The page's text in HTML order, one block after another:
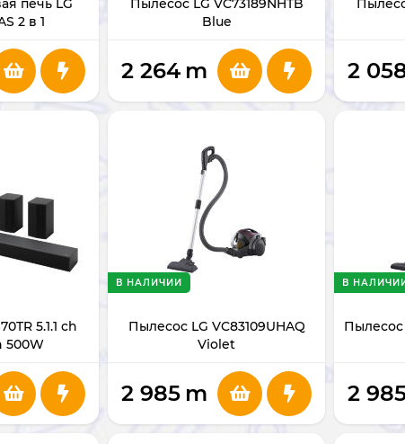
печь LG
2 в 1
Пылесос LG VC73189NHTB
Blue
2 264 m 2
5.1.1 ch
500W
Пылесос LG VC83109UHAQ
Violet
В НАЛИЧИИ
2 985 m
Пылесос
В
2